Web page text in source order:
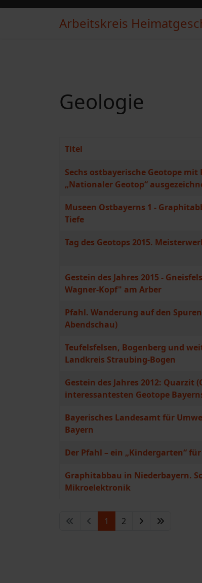
Arbeitskreis
Geologie
Titel
Sechs ostbayerische Geotope
„Nationaler Geotop“
Museen Ostbayerns 1 -
Tiefe
Tag des Geotops 2015.
Gestein des Jahres 2015 -
Wagner-Kopf" am Arber
Pfahl. Wanderung auf den
Abendschau)
Teufelsfelsen, Bogenberg und
Landkreis Straubing-Bogen
Gestein des Jahres 2012: Quarzit
interessantesten Geotope
Bayerisches Landesamt für
Bayern
Der Pfahl – ein „Kindergarten“
Graphitabbau in Niederbayern.
Mikroelektronik
1 2